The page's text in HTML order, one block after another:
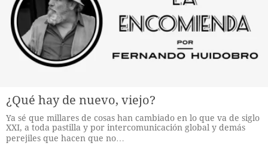
¿Qué hay de nuevo, viejo?
Ya sé que millares de cosas han cambiado en lo que va de siglo
XXI, a toda pastilla y por intercomunicación global y demás
perejiles que hacen que no…